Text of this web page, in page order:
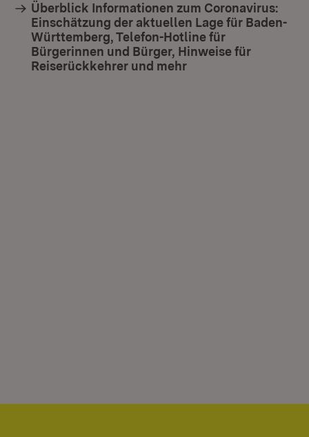
Überblick Informationen zum Coronavirus:
Einschätzung der aktuellen Lage für Baden-
Württemberg, Telefon-Hotline für
Bürgerinnen und Bürger, Hinweise für
Reiserückkehrer und mehr